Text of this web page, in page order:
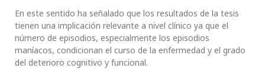
En este sentido ha señalado que los resultados de la tesis
tienen una implicación relevante a nivel clínico ya que el
número de episodios, especialmente los episodios
maníacos, condicionan el curso de la enfermedad y el grado
del deterioro cognitivo y funcional.